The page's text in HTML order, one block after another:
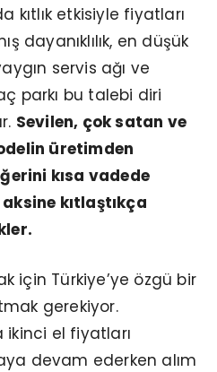
kıtlık etkisiyle fiyatları
dayanıklılık, en düşük
servis ağı ve
parkı bu talebi diri
Sevilen, çok satan ve
üretimden
kısa vadede
kıtlaştıkça
için Türkiye’ye özgü bir
gerekiyor.
el fiyatları
devam ederken alım